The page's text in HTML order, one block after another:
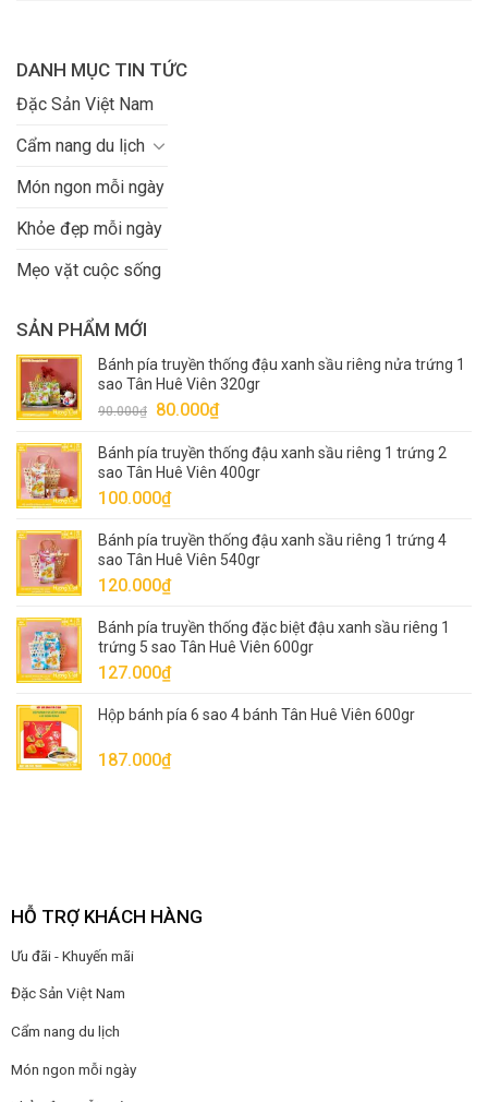
DANH MỤC TIN TỨC
Đặc Sản Việt Nam
Cẩm nang du lịch
Món ngon mỗi ngày
Khỏe đẹp mỗi ngày
Mẹo vặt cuộc sống
SẢN PHẨM MỚI
Bánh pía truyền thống đậu xanh sầu riêng nửa trứng 1
sao Tân Huê Viên 320gr
90.000₫
Giá
là:
90.000₫.
80.000₫Giá
tại
là:
Bánh pía truyền thống đậu xanh sầu riêng 1 trứng 2
sao Tân Huê Viên 400gr
100.000₫
Bánh pía truyền thống đậu xanh sầu riêng 1 trứng 4
sao Tân Huê Viên 540gr
120.000₫
Bánh pía truyền thống đặc biệt đậu xanh sầu riêng 1
trứng 5 sao Tân Huê Viên 600gr
127.000₫
Hộp bánh pía 6 sao 4 bánh Tân Huê Viên 600gr
187.000₫
HỖ TRỢ KHÁCH HÀNG
Ưu đãi - Khuyến mãi
Đặc Sản Việt Nam
Cẩm nang du lịch
Món ngon mỗi ngày